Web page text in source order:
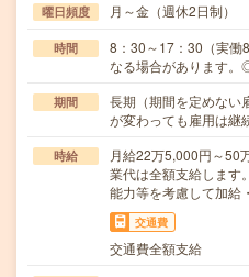
曜日頻度 月～金（週休2日制）
時間
8：30～17：30（実働
なる場合があります
期間
長期（期間を定めない
が変わっても雇用は継
時給
月給22万5,000円～
業代は全額支給しま
能力等を考慮して加給
交通費
交通費全額支給